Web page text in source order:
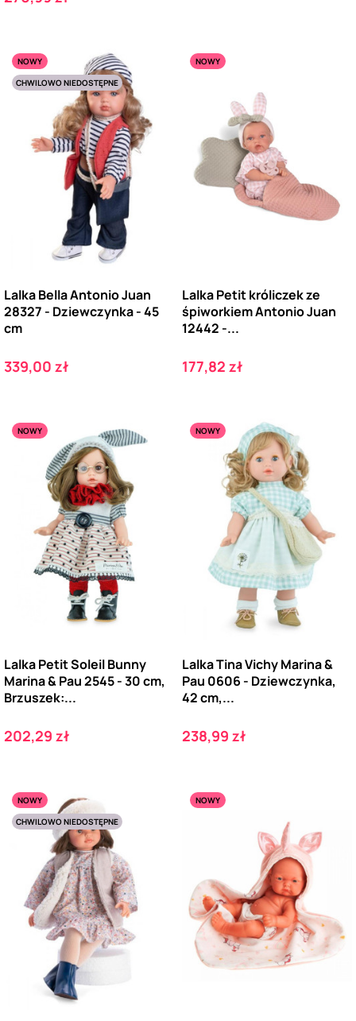
NOWY
CHWILOWO NIEDOSTĘPNE
Lalka Bella Antonio Juan
28327 - Dziewczynka - 45
cm
Cena
339,00 zł
NOWY
Lalka Petit króliczek ze
śpiworkiem Antonio Juan
12442 -...
Cena
177,82 zł
NOWY
Lalka Petit Soleil Bunny
Marina & Pau 2545 - 30 cm,
Brzuszek:...
Cena
202,29 zł
NOWY
Lalka Tina Vichy Marina &
Pau 0606 - Dziewczynka,
42 cm,...
Cena
238,99 zł
NOWY
CHWILOWO NIEDOSTĘPNE
NOWY